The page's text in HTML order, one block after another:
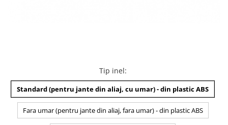
Tip inel:
Standard (pentru jante din aliaj, cu umar) - din plastic ABS
Fara umar (pentru jante din aliaj, fara umar) - din plastic ABS